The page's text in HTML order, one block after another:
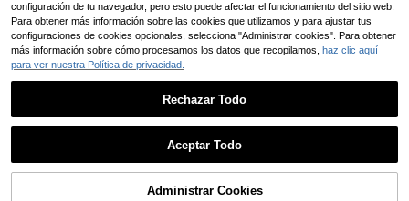
2/4 piezas Soporte para bolsas de b
asura sin taladro, estante de almac
enamiento ajustable para la cocina,
adecuado para bolsas de basura, e
nvoltura de película, paraguas, sop
2,48€
1Hay otros vendedores
1
configuración de tu navegador, pero esto puede afectar el funcionamiento del sitio web.
Para obtener más información sobre las cookies que utilizamos y para ajustar tus
configuraciones de cookies opcionales, selecciona "Administrar cookies". Para obtener
más información sobre cómo procesamos los datos que recopilamos, haz clic aquí
para ver nuestra Política de privacidad.
Rechazar Todo
Aceptar Todo
Administrar Cookies